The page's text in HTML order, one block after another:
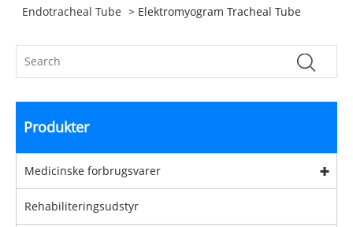
Endotracheal Tube > Elektromyogram Tracheal Tube
Produkter
Medicinske forbrugsvarer
Rehabiliteringsudstyr